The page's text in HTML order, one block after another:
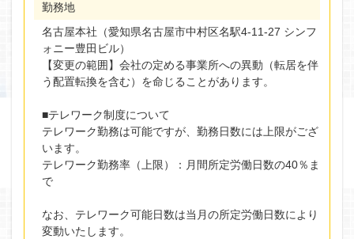
勤務地
名古屋本社（愛知県名古屋市中村区名駅4-11-27 シンフ
ォニー豊田ビル）
【変更の範囲】会社の定める事業所への異動（転居を伴
う配置転換を含む）を命じることがあります。
■テレワーク制度について
テレワーク勤務は可能ですが、勤務日数には上限がござ
います。
テレワーク勤務率（上限）：月間所定労働日数の40％ま
で
なお、テレワーク可能日数は当月の所定労働日数により
変動いたします。